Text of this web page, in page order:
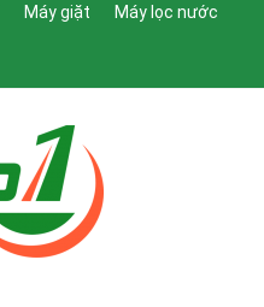
Máy giặt Máy lọc nước